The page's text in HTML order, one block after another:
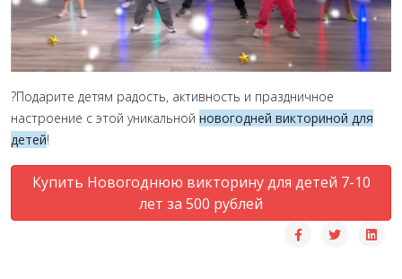
?Подарите детям радость, активность и праздничное
настроение с этой уникальной новогодней викториной для
детей!
Купить Новогоднюю викторину для детей 7-10
лет за 500 рублей